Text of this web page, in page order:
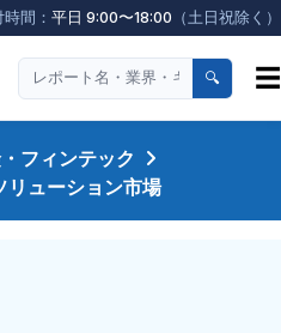
間： 平日 9:00〜18:00 （土日祝除く）
🔍 ☰
フィンテック
リューション市場